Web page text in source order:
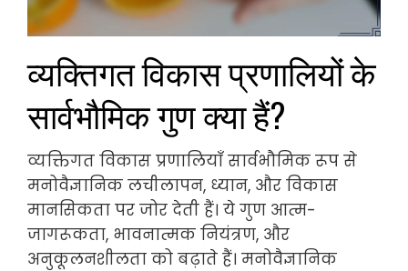
व्यक्तिगत विकास प्रणालियों के
सार्वभौमिक गुण क्या हैं?
व्यक्तिगत विकास प्रणालियाँ सार्वभौमिक रूप से
मनोवैज्ञानिक लचीलापन, ध्यान, और विकास
मानसिकता पर जोर देती हैं। ये गुण आत्म-
जागरूकता, भावनात्मक नियंत्रण, और
अनुकूलनशीलता को बढ़ाते हैं। मनोवैज्ञानिक